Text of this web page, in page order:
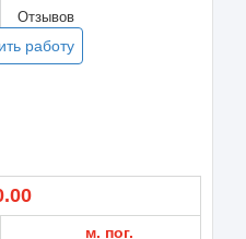
Отзывов
работу
м. пог.